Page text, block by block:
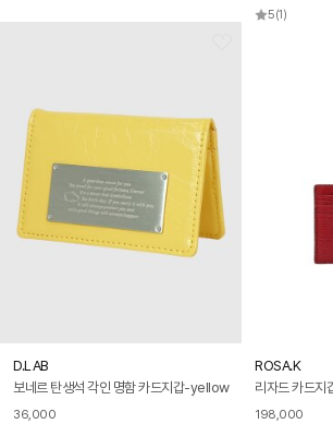
5(1)
D.LAB
보네르 탄생석 각인 명함 카드지갑-yellow
36,000
ROSA.K
198,000